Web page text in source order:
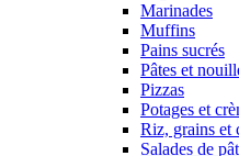
Marinades
Muffins
Pains sucrés
Pâtes et
Pizzas
Potages et
Riz, grains et
Salades de